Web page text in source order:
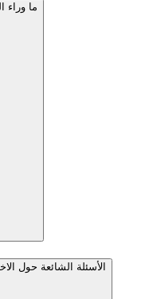
ما وراء
الأسئلة الشائعة حول